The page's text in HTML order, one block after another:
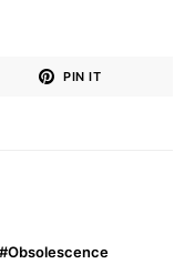
PIN IT
Obsolescence